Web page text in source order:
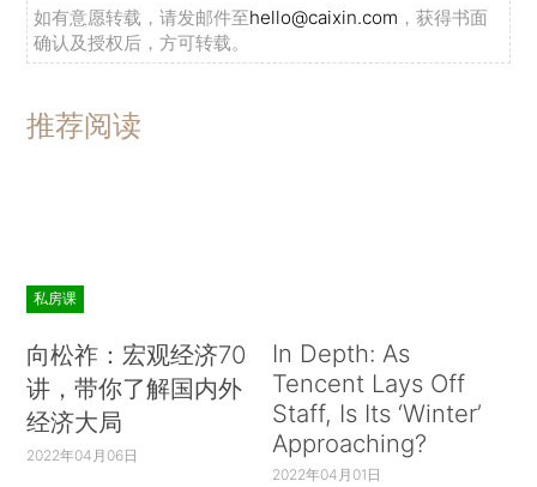
如有意愿转载，请发邮件至hello@caixin.com ，获得书面
确认及授权后，方可转载。
推荐阅读
私房课
向松祚：宏观经济70
讲，带你了解国内外
经济大局
2022年04月06日
In Depth: As
Tencent Lays Off
Staff, Is Its ‘Winter’
Approaching?
2022年04月01日